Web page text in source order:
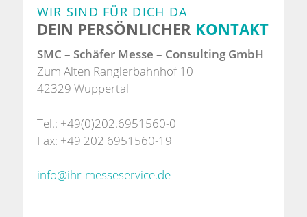
WIR SIND FÜR DICH DA
DEIN PERSÖNLICHER KONTAKT
SMC – Schäfer Messe – Consulting GmbH
Zum Alten Rangierbahnhof 10
42329 Wuppertal
Tel.: +49(0)202.6951560-0
Fax: +49 202 6951560-19
info@ihr-messeservice.de